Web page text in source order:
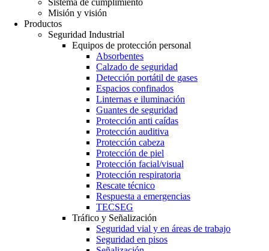
Sistema de cumplimiento
Misión y visión
Productos
Seguridad Industrial
Equipos de protección personal
Absorbentes
Calzado de seguridad
Detección portátil de gases
Espacios confinados
Linternas e iluminación
Guantes de seguridad
Protección anti caídas
Protección auditiva
Protección cabeza
Protección de piel
Protección facial/visual
Protección respiratoria
Rescate técnico
Respuesta a emergencias
TECSEG
Tráfico y Señalización
Seguridad vial y en áreas de trabajo
Seguridad en pisos